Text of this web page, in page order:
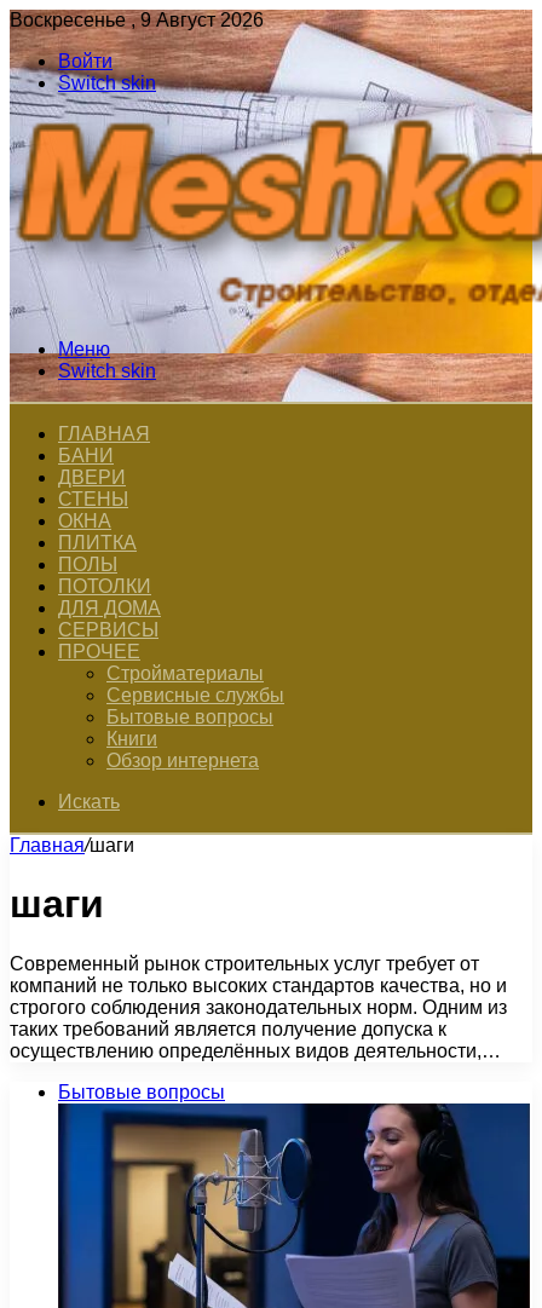
Воскресенье , 9 Август 2026
Войти
Switch skin
Меню
Switch skin
ГЛАВНАЯ
БАНИ
ДВЕРИ
СТЕНЫ
ОКНА
ПЛИТКА
ПОЛЫ
ПОТОЛКИ
ДЛЯ ДОМА
СЕРВИСЫ
ПРОЧЕЕ
Стройматериалы
Сервисные службы
Бытовые вопросы
Книги
Обзор интернета
Искать
Главная/шаги
шаги
Современный рынок строительных услуг требует от
компаний не только высоких стандартов качества, но и
строгого соблюдения законодательных норм. Одним из
таких требований является получение допуска к
осуществлению определённых видов деятельности,…
Бытовые вопросы